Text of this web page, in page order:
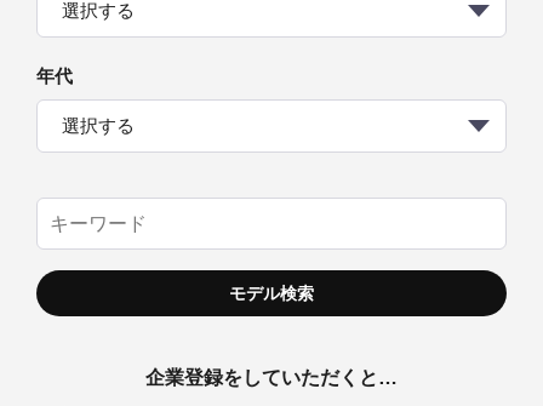
選択する
年代
選択する
企業登録をしていただくと…